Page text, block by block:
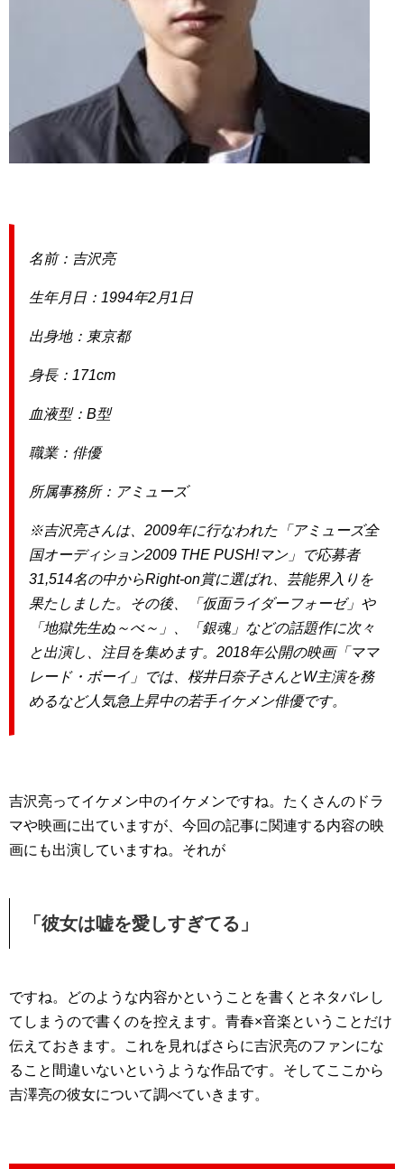
名前：吉沢亮
生年月日：1994年2月1日
出身地：東京都
身長：171cm
血液型：B型
職業：俳優
所属事務所：アミューズ
※吉沢亮さんは、2009年に行なわれた「アミューズ全
国オーディション2009 THE PUSH!マン」で応募者
31,514名の中からRight-on賞に選ばれ、芸能界入りを
果たしました。その後、「仮面ライダーフォーゼ」や
「地獄先生ぬ～べ～」、「銀魂」などの話題作に次々
と出演し、注目を集めます。2018年公開の映画「ママ
レード・ボーイ」では、桜井日奈子さんとW主演を務
めるなど人気急上昇中の若手イケメン俳優です。
吉沢亮ってイケメン中のイケメンですね。たくさんのドラ
マや映画に出ていますが、今回の記事に関連する内容の映
画にも出演していますね。それが
「彼女は嘘を愛しすぎてる」
ですね。どのような内容かということを書くとネタバレし
てしまうので書くのを控えます。青春×音楽ということだけ
伝えておきます。これを見ればさらに吉沢亮のファンにな
ること間違いないというような作品です。そしてここから
吉澤亮の彼女について調べていきます。